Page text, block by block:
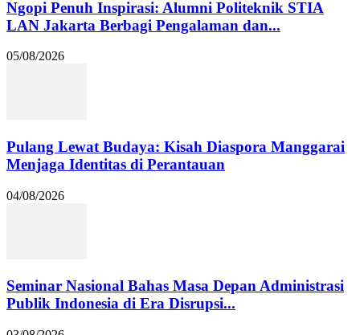
Ngopi Penuh Inspirasi: Alumni Politeknik STIA
LAN Jakarta Berbagi Pengalaman dan...
05/08/2026
Pulang Lewat Budaya: Kisah Diaspora Manggarai
Menjaga Identitas di Perantauan
04/08/2026
Seminar Nasional Bahas Masa Depan Administrasi
Publik Indonesia di Era Disrupsi...